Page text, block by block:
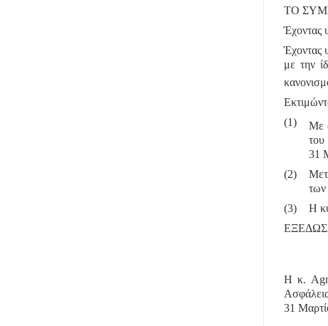
ΤΟ
Έχοντας
Έχοντας
με την
(1)
Με
του
31
(2)
των
(3)
Η
Η κ.
31